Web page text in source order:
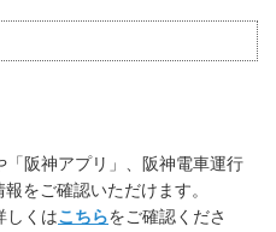
阪神アプリ」、阪神電車運行
をご確認いただけます。
しくはこちらをご確認くださ